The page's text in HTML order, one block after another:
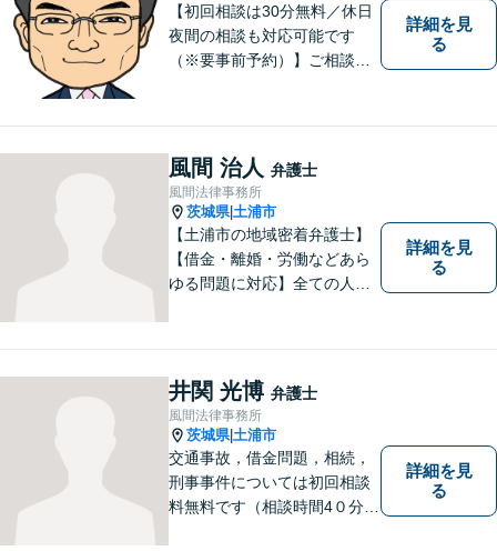
【初回相談は30分無料／休日
夜間の相談も対応可能です
（※要事前予約）】ご相談、
スを心がけています。お気軽
にお問合せください。
詳細を見
る
風間 治人 弁護士
風間法律事務所
茨城県| 土浦市
【土浦市の地域密着弁護士】
【借金・離婚・労働などあら
ゆる問題に対応】全ての人へ
の将来を見据えた、納得の解
決を目指します。まずはお気
軽にご相談ください。【駐車
場有】
詳細を見
る
井関 光博 弁護士
風間法律事務所
茨城県| 土浦市
交通事故，借金問題，相続，
刑事事件については初回相談
料無料です（相談時間4０分ま
詳細を見
る